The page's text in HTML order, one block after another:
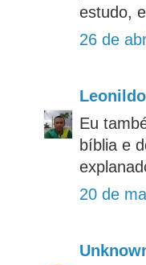
estudo,
26 de
Eu
bíblia e
20 de